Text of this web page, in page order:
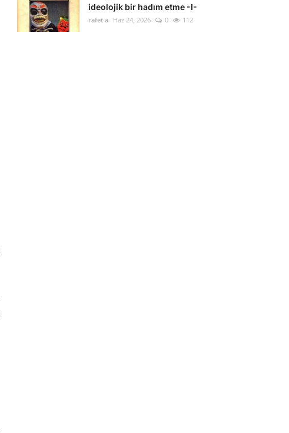
ideolojik bir hadım etme -I-
rafet a Haz 24, 2026 0 112